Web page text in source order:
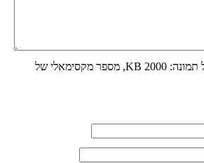
צירוף תמונות: משקל כל תמונה: 2000 KB, מספר מקסימאלי של